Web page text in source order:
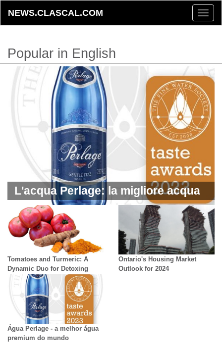
Toggle
NEWS.CLASCAL.COM
Popular in English
L'acqua Perlage: la migliore acqua
premium al mondo
Tomatoes and Turmeric: A
Dynamic Duo for Detoxing
Ontario's Housing Market
Outlook for 2024
Água Perlage - a melhor água
premium do mundo